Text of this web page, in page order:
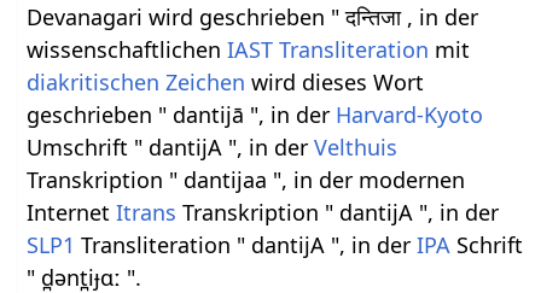
Devanagari wird geschrieben " दन्तिजा , in der
wissenschaftlichenIAST Transliteration mit
diakritischen Zeichen wird dieses Wort
geschrieben " dantijā ", in der Harvard-Kyoto
Umschrift " dantijA ", in derVelthuis
Transkription " dantijaa ", in der modernen
InternetItrans Transkription " dantijA ", in der
SLP1 Transliteration " dantijA ", in derIPA Schrift
" d̪ənt̪iɟɑː ".